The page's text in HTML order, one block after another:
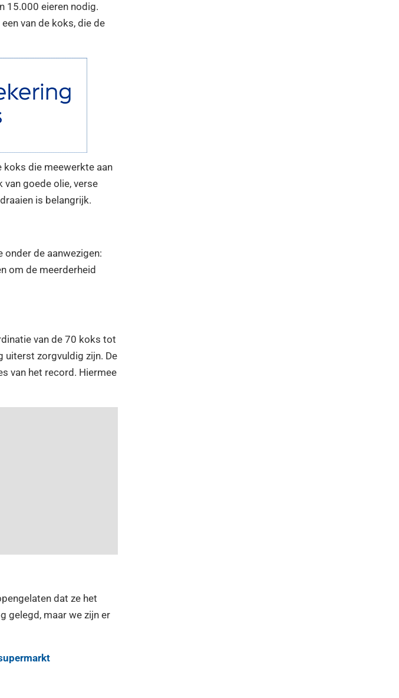
15.000 eieren nodig.
van de koks, die de
koks die meewerkte aan
goede olie, verse
is belangrijk.
de aanwezigen:
om de meerderheid
van de 70 koks tot
uiterst zorgvuldig zijn. De
van het record. Hiermee
dat ze het
gelegd, maar we zijn er